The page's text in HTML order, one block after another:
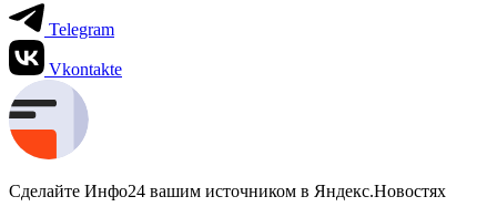
Telegram
Vkontakte
Сделайте Инфо24 вашим источником в Яндекс.Новостях